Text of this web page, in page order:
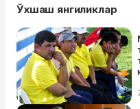
Ўхшаш янгиликлар